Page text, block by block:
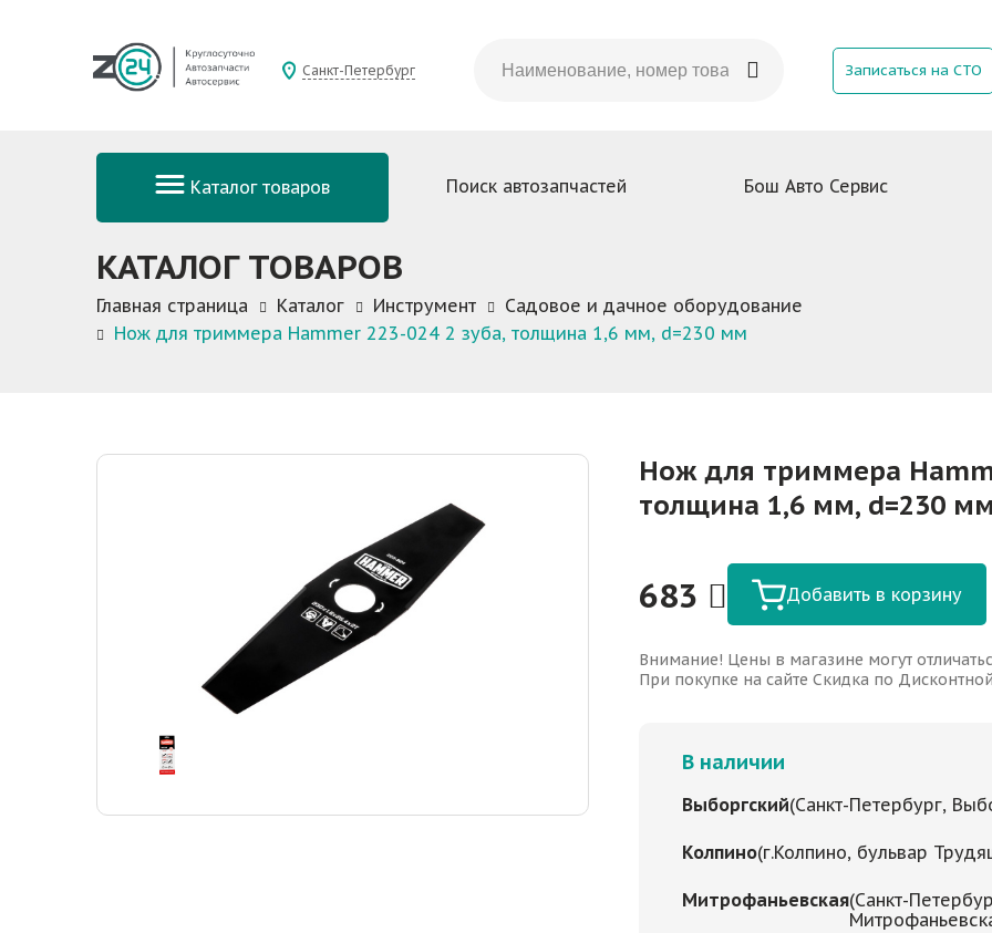
Санкт-Петербург Записаться на СТО
Каталог товаров Поиск автозапчастей Бош Авто Сервис
КАТАЛОГ ТОВАРОВ
Главная страница Каталог Инструмент
Садовое и дачное оборудование
Нож для триммера Hammer 223-024 2 зуба, толщина 1,6 мм, d=230 мм
Нож для триммера
толщина 1,6 мм, d=230 мм
683 Добавить в корзину
Внимание! Цены в магазине могут
При покупке на сайте Скидка по
В наличии
Выборгский(Санкт-Петербург,
Колпино(г.Колпино, бульвар
Митрофаньевская(Санкт-